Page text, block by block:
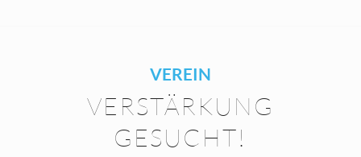
VEREIN
VERSTÄRKUNG
GESUCHT!